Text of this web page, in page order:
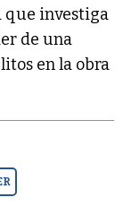
que investiga
de una
en la obra